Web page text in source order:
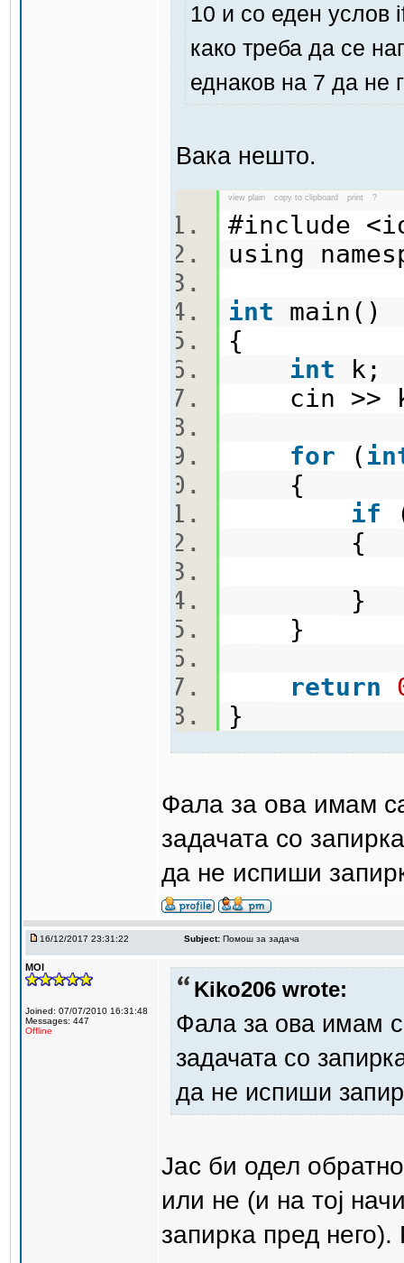
10 и со еден услов
како треба да се
еднаков на 7 да не
Вака нешто.
view plain copy to clipboard print ?
#include
using
int
{
int
cin
for (
{
if
{
}
}
return
}
Фала за ова имам
задачата со
да не испиши
16/12/2017 23:31:22 Subject: Помош за задача
MOI
Joined: 07/07/2010 16:31:48
Messages: 447
Offline
Kiko206 wrote:
Фала за ова имам
задачата со
да не испиши
Јас би одел
или не (и на тој
запирка пред